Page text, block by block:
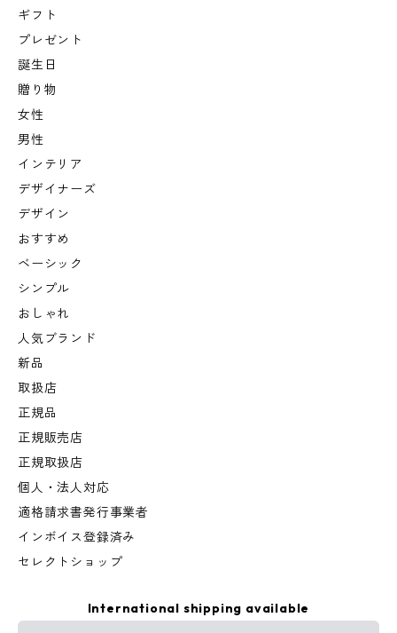
ギフト
プレゼント
誕生日
贈り物
女性
男性
インテリア
デザイナーズ
デザイン
おすすめ
ベーシック
シンプル
おしゃれ
人気ブランド
新品
取扱店
正規品
正規販売店
正規取扱店
個人・法人対応
適格請求書発行事業者
インボイス登録済み
セレクトショップ
International shipping available